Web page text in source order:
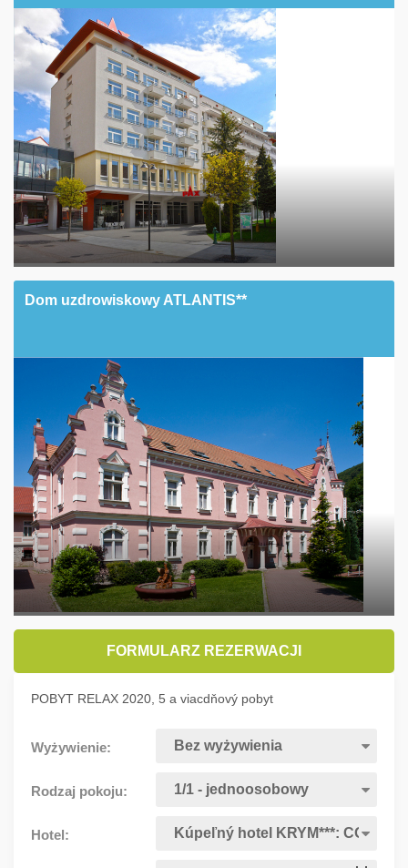
Dom uzdrowiskowy ATLANTIS**
FORMULARZ REZERWACJI
POBYT RELAX 2020, 5 a viacdňový pobyt
Wyżywienie:
Rodzaj pokoju:
Hotel: